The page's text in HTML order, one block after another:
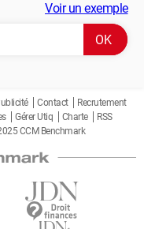
Voir un exemple
Contact
Recrutement
Gérer Utiq Charte
RSS
CCM Benchmark